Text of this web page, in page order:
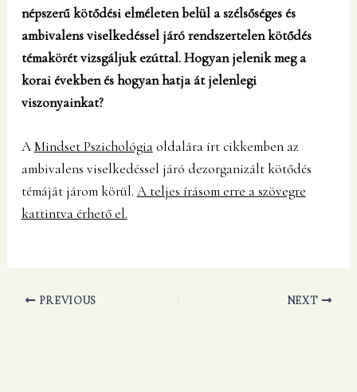
népszerű kötődési elméleten belül a szélsőséges és
ambivalens viselkedéssel járó rendszertelen kötődés
témakörét vizsgáljuk ezúttal. Hogyan jelenik meg a
korai években és hogyan hatja át jelenlegi
viszonyainkat?
AMindset Pszichológiaoldalára írt cikkemben az
ambivalens viselkedéssel járó dezorganizált kötődés
témáját járom körül. A teljes írásom erre a szövegre
kattintva érhető el.
PREVIOUS NEXT